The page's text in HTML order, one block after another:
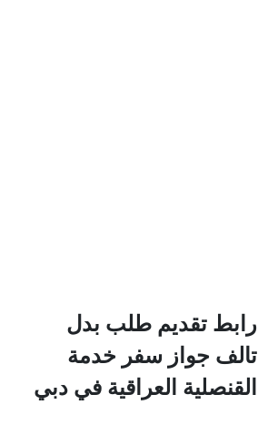
رابط تقديم طلب بدل
تالف جواز سفر خدمة
القنصلية العراقية في دبي